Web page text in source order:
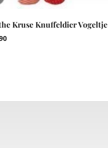
Kruse Knuffeldier Vogeltje